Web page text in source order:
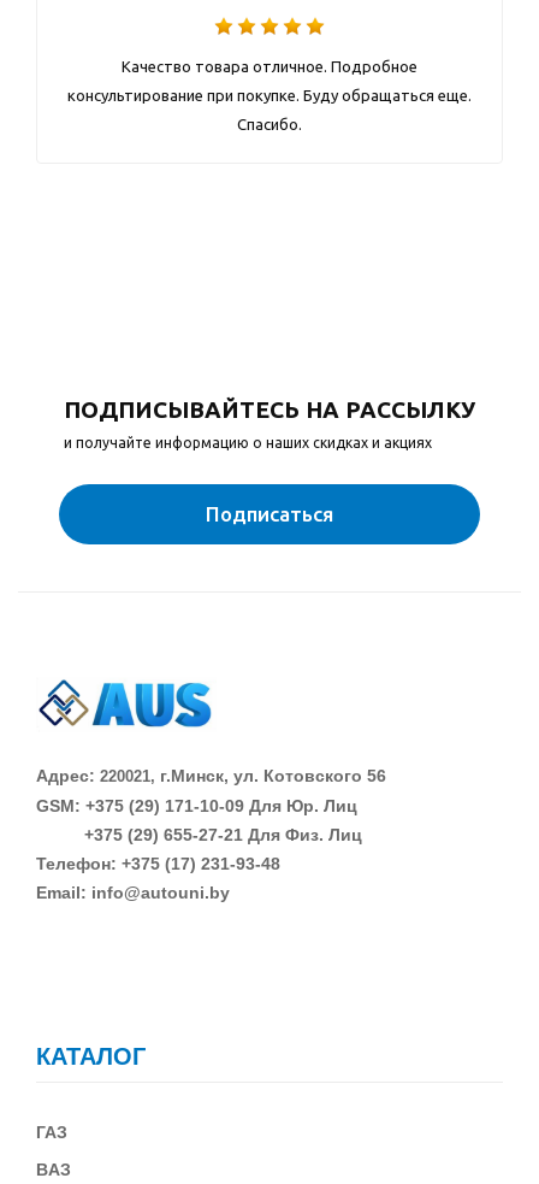
Качество товара отличное. Подробное
консультирование при покупке. Буду обращаться еще.
Спасибо.
ПОДПИСЫВАЙТЕСЬ НА РАССЫЛКУ
и получайте информацию о наших скидках и акциях
Подписаться
Адрес: 220021, г.Минск, ул. Котовского 56
GSM: +375 (29) 171-10-09 Для Юр. Лиц
+375 (29) 655-27-21 Для Физ. Лиц
Телефон: +375 (17) 231-93-48
Email: info@autouni.by
КАТАЛОГ
ГАЗ
ВАЗ